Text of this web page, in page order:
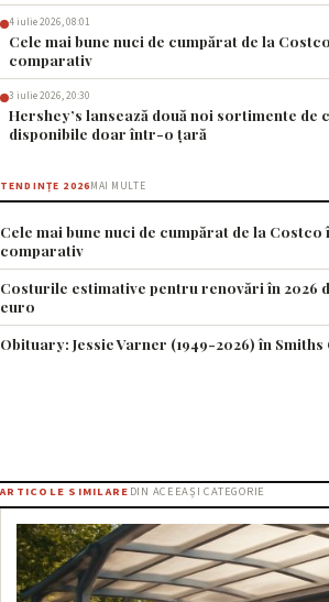
4 iulie 2026, 08:01
Cele mai bune nuci de cumpărat de la
comparativ
3 iulie 2026, 20:30
Hershey’s lansează două noi sortimente de
disponibile doar într-o țară
TENDINȚE 2026MAI MULTE
Cele mai bune nuci de cumpărat de la Costco
comparativ
Costurile estimative pentru renovări în 2026
euro
Obituary: Jessie Varner (1949-2026) în Smiths
ARTICOLE SIMILARE DIN ACEEAȘI CATEGORIE